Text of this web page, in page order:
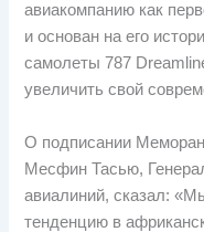
авиакомпанию как
и основан на его
самолеты 787
увеличить свой
О подписании
Месфин Тасью,
авиалиний, сказал:
тенденцию в